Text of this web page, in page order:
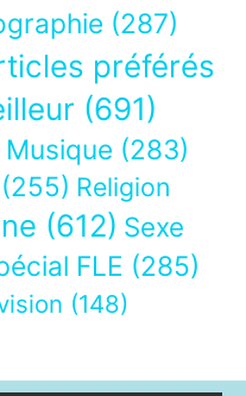
(287)
préférés
(691)
Musique (283)
(255) Religion
(612) Sexe
FLE (285)
(148)